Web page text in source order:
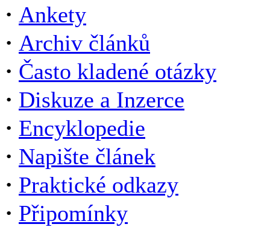
· Ankety
· Archiv článků
· Často kladené otázky
· Diskuze a Inzerce
· Encyklopedie
· Napište článek
· Praktické odkazy
· Připomínky